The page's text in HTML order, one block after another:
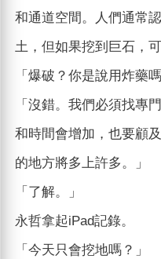
和通道空間。人們通常
土，但如果挖到巨石，
「爆破？你是說用炸藥嗎
「沒錯。我們必須找專
和時間會增加，也要顧
的地方將多上許多。」
「了解。」
永哲拿起iPad記錄。
「今天只會挖地嗎？」